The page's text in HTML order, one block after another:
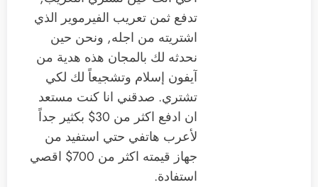
تدفع ثمن تعريب الفيرموير الذي
اشتريته من اجله, ونحن حين
نحدثه لك بالمجان هذه هدية من
آيفون إسلام وتشجيعاً لك لكي
تشتري. صدقني انا كنت مستعد
ان ادفع اكثر من 30$ بكثير جداً
لأعرب هاتفي حتي استفيد من
جهاز قيمته اكثر من 700$ اقصي
استفادة.